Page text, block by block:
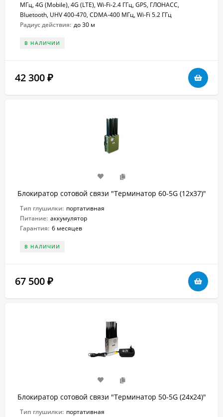
МГц, 4G (Mobile), 4G (LTE), Wi-Fi-2.4 ГГц, GPS, ГЛОНАСС,
Bluetooth, UHV 400-470, CDMA-400 МГц, Wi-Fi 5.2 ГГц
Радиус действия: до 30 м
В НАЛИЧИИ
42 300 ₽
Блокиратор сотовой связи "Терминатор 60-5G (12х37)"
Тип глушилки: портативная
Питание: аккумулятор
Гарантия: 6 месяцев
В НАЛИЧИИ
67 500 ₽
Блокиратор сотовой связи "Терминатор 50-5G (24х24)"
Тип глушилки: портативная